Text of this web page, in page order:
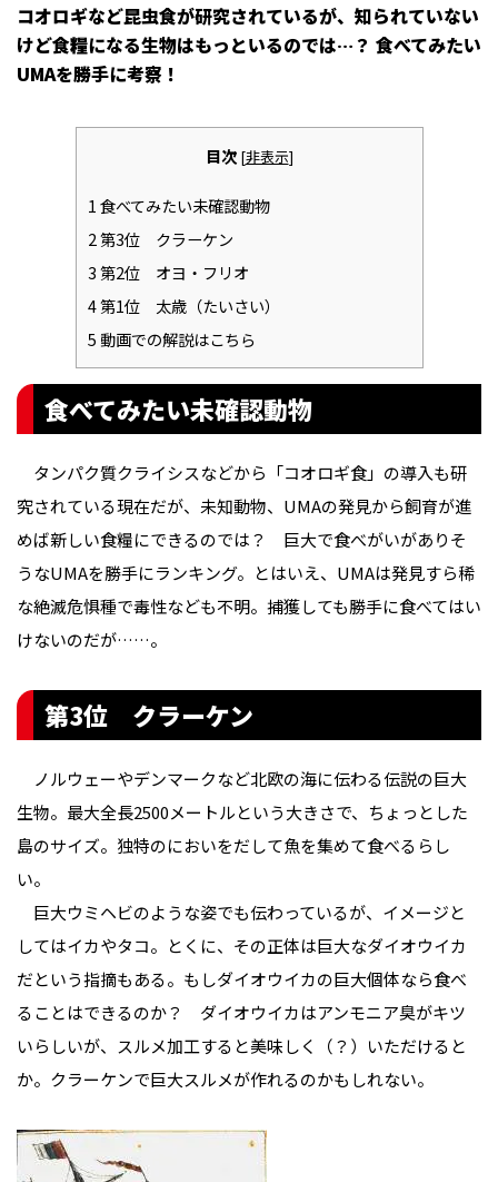
コオロギなど昆虫食が研究されているが、知られていない
けど食糧になる生物はもっといるのでは…？ 食べてみたい
UMAを勝手に考察！
目次 [非表示]
1食べてみたい未確認動物
2第3位 クラーケン
3第2位 オヨ・フリオ
4第1位 太歳（たいさい）
5 動画での解説はこちら
食べてみたい未確認動物
タンパク質クライシスなどから「コオロギ食」の導入も研
究されている現在だが、未知動物、UMAの発見から飼育が進
めば新しい食糧にできるのでは？ 巨大で食べがいがありそ
うなUMAを勝手にランキング。とはいえ、UMAは発見すら稀
な絶滅危惧種で毒性なども不明。捕獲しても勝手に食べてはい
けないのだが……。
第3位 クラーケン
ノルウェーやデンマークなど北欧の海に伝わる伝説の巨大
生物。最大全長2500メートルという大きさで、ちょっとした
島のサイズ。独特のにおいをだして魚を集めて食べるらし
い。
巨大ウミヘビのような姿でも伝わっているが、イメージと
してはイカやタコ。とくに、その正体は巨大なダイオウイカ
だという指摘もある。もしダイオウイカの巨大個体なら食べ
ることはできるのか？ ダイオウイカはアンモニア臭がキツ
いらしいが、スルメ加工すると美味しく（？）いただけると
か。クラーケンで巨大スルメが作れるのかもしれない。